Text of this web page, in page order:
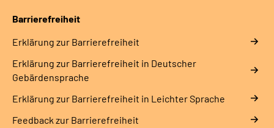
Barrierefreiheit
Erklärung zur Barrierefreiheit
Erklärung zur Barrierefreiheit in Deutscher
Gebärdensprache
Erklärung zur Barrierefreiheit in Leichter Sprache
Feedback zur Barrierefreiheit